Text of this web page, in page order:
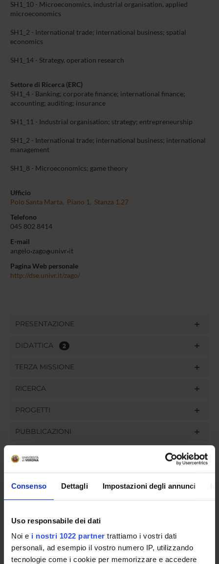
Consenso Dettagli Impostazioni degli annunci
Uso responsabile dei dati
Noi e i nostri 1022 partner trattiamo i vostri dati
personali, ad esempio il vostro numero IP, utilizzando
tecnologie come i cookie per memorizzare e accedere
SH1_10 - Microeconomics, industrial organisation, applied
microeconomics
SH1_2 - International trade; international business; spatial
economics
SH1_14 - Strategy, operation research
Settore di Ricerca (ERC)
SH1_4 - Banking; corporate finance; international finance;
accounting; auditing; insurance
SH1_11 - Industrial organisation; strategy; entrepreneurship
SH1_2 - International trade; international business; international
management
SH1_8 - Microeconomics; game theory
Ufficio
Polo Santa Marta, Piano 1, Stanza 1.27
Telefono
045 802 8414
E-mail
angelo zago univr it
Pagina Web personale
http://dse.univr.it/zago/
PRESENTAZIONE
DIDATTICA 2
TERZA MISSIONE
RICERCA
PROGETTI
PUBBLICAZIONI
INCARICHI
GOVERNANCE
COMMISSIONI